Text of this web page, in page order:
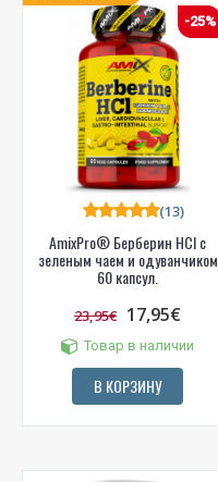
-25%
AmixPro® Берберин HCl с
зеленым чаем и одуванчиком
60 капсул.
(13)
23,95€ 17,95€
Товар в наличии
В КОРЗИНУ